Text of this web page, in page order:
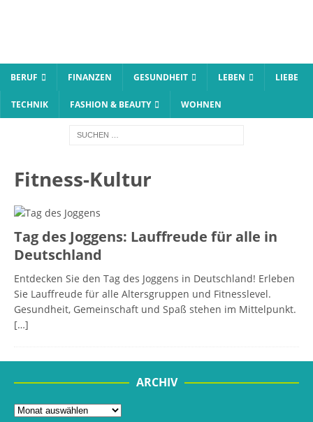
BERUF FINANZEN GESUNDHEIT LEBEN LIEBE
TECHNIK FASHION & BEAUTY WOHNEN
Fitness-Kultur
Tag des Joggens: Lauffreude für alle in
Deutschland
Entdecken Sie den Tag des Joggens in Deutschland! Erleben
Sie Lauffreude für alle Altersgruppen und Fitnesslevel.
Gesundheit, Gemeinschaft und Spaß stehen im Mittelpunkt.
[…]
ARCHIV